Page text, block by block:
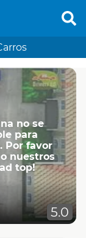
no se
para
Por favor
nuestros
top!
5.0